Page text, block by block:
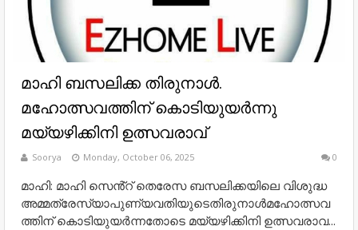
മാഹി ബസലിക്ക തിരുനാൾ.
മഹോത്സവത്തിന് കൊടിയുയർന്നു
മയ്യഴിക്കിനി ഉത്സവരാവ്
Soorya Monday, October 06, 2025 0
മാഹി: മാഹി സെൻ്റ് തെരേസ ബസലിക്കയിലെ വിശുദ്ധ
അമ്മത്രേസ്യാപുണ്യവതിയുടെതിരുനാൾമഹോത്സവ
ത്തിന് കൊടിയുയർന്നതോടെ മയ്യഴിക്കിനി ഉത്സവരാവ...